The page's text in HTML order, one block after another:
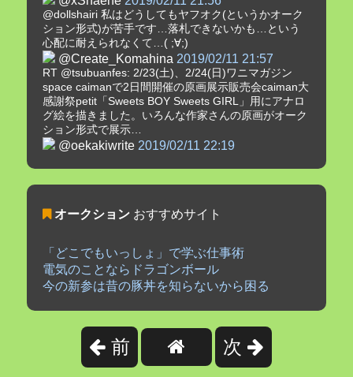
@dollshairi 私はどうしてもヤフオク(というかオーク
ション形式)が苦手です…落札できないかも…という
心配に耐えられなくて…( ;∀;)
@Create_Komahina 2019/02/11 21:57
RT @tsubuanfes: 2/23(土)、2/24(日)ワニマガジン
space caimanで2日間開催の原画展示販売会caiman大
感謝祭petit「Sweets BOY Sweets GIRL」用にアナロ
グ絵を描きました。いろんな作家さんの原画がオーク
ション形式で展示…
@oekakiwrite 2019/02/11 22:19
オークションおすすめサイト
「どこでもいっしょ」で学ぶ仕事術
電気のことならドラゴンボール
今の新参は昔の豚丼を知らないから困る
前 次